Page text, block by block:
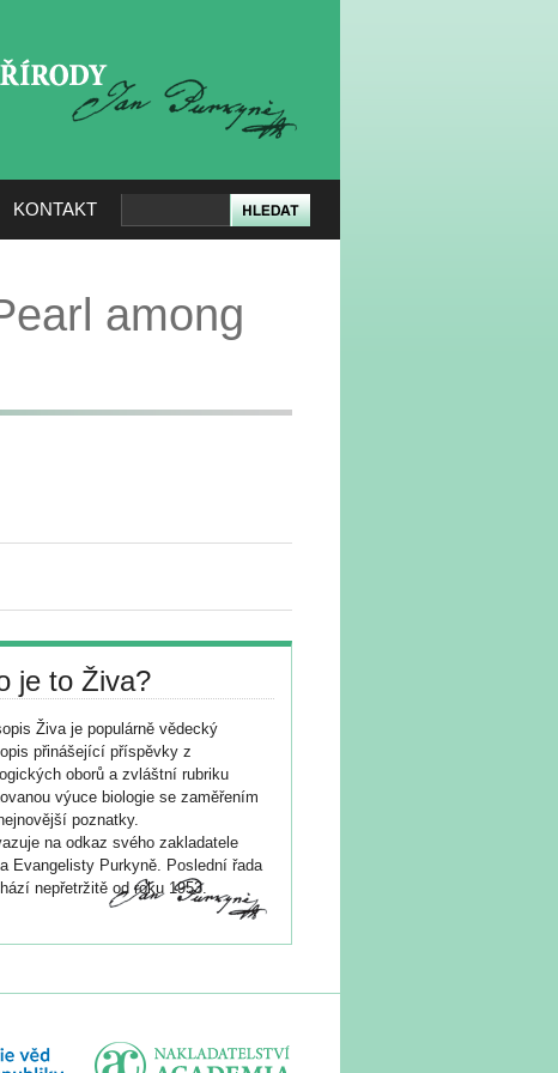
KONTAKT
among
je to Živa?
Živa je populárně vědecký
přinášející příspěvky z
oborů a zvláštní rubriku
výuce biologie se zaměřením
poznatky.
na odkaz svého zakladatele
Evangelisty Purkyně. Poslední řada
nepřetržitě od roku 1953.